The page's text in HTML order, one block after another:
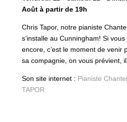
Août à partir de 19h
Chris Tapor, notre pianiste
s’installe au Cunningham! Si
encore, c’est le moment de venir
sa compagnie, on vous prévient,
Son site internet : Pianiste
TAPOR